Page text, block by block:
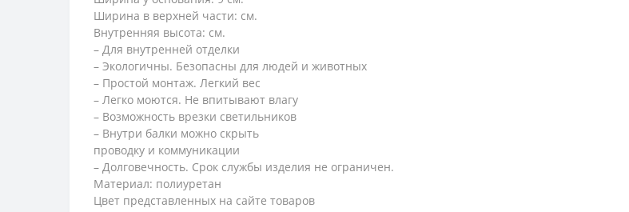
Ширина в верхней части: см.
Внутренняя высота: см.
– Для внутренней отделки
– Экологичны. Безопасны для людей и животных
– Простой монтаж. Легкий вес
– Легко моются. Не впитывают влагу
– Возможность врезки светильников
– Внутри балки можно скрыть
проводку и коммуникации
– Долговечность. Срок службы изделия не ограничен.
Материал: полиуретан
Цвет представленных на сайте товаров